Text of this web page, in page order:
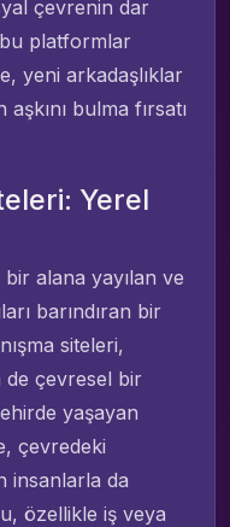
çevrenin dar
platformlar
yeni arkadaşlıklar
bulma fırsatı
Yerel
alana yayılan ve
barındıran bir
siteleri,
de çevresel bir
yaşayan
çevredeki
insanlarla da
özellikle iş veya